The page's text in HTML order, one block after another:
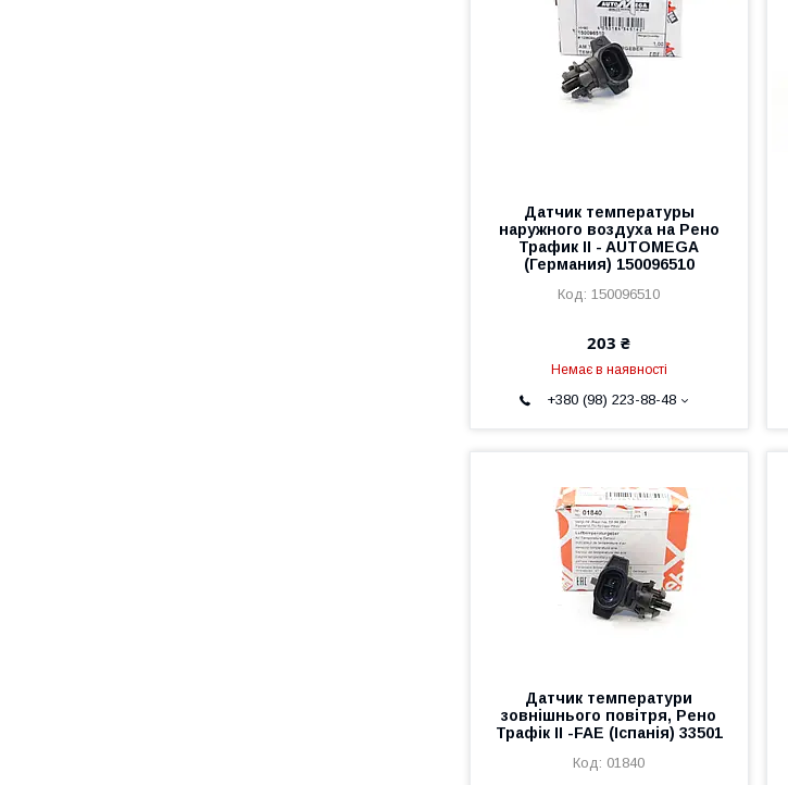
Датчик температуры
наружного воздуха на Рено
Трафик II - AUTOMEGA
(Германия) 150096510
150096510
203 ₴
Немає в наявності
+380 (98) 223-88-48
Датчик температури
зовнішнього повітря, Рено
Трафік II -FAE (Іспанія) 33501
01840